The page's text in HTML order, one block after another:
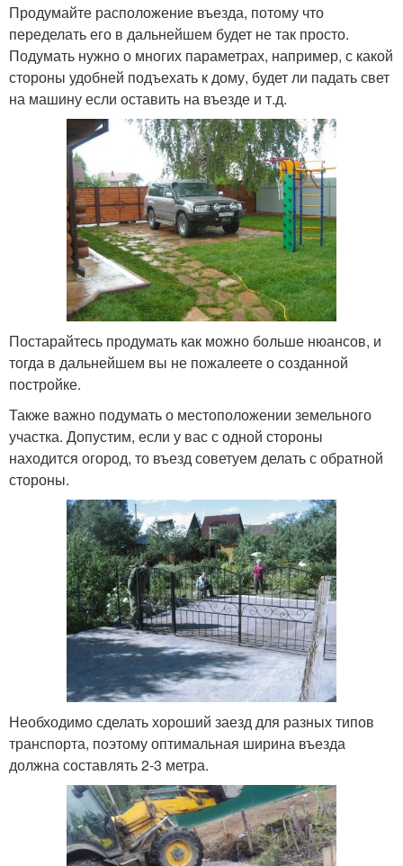
Продумайте расположение въезда, потому что
переделать его в дальнейшем будет не так просто.
Подумать нужно о многих параметрах, например, с какой
стороны удобней подъехать к дому, будет ли падать свет
на машину если оставить на въезде и т.д.
Постарайтесь продумать как можно больше нюансов, и
тогда в дальнейшем вы не пожалеете о созданной
постройке.
Также важно подумать о местоположении земельного
участка. Допустим, если у вас с одной стороны
находится огород, то въезд советуем делать с обратной
стороны.
Необходимо сделать хороший заезд для разных типов
транспорта, поэтому оптимальная ширина въезда
должна составлять 2-3 метра.